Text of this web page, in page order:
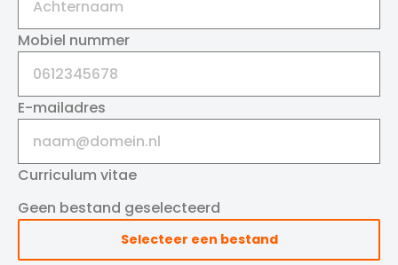
Mobiel nummer
E-mailadres
Curriculum vitae
Geen bestand geselecteerd
Selecteer een bestand